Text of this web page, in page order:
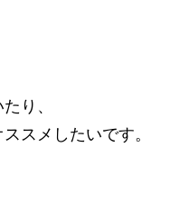
り、
スメしたいです。